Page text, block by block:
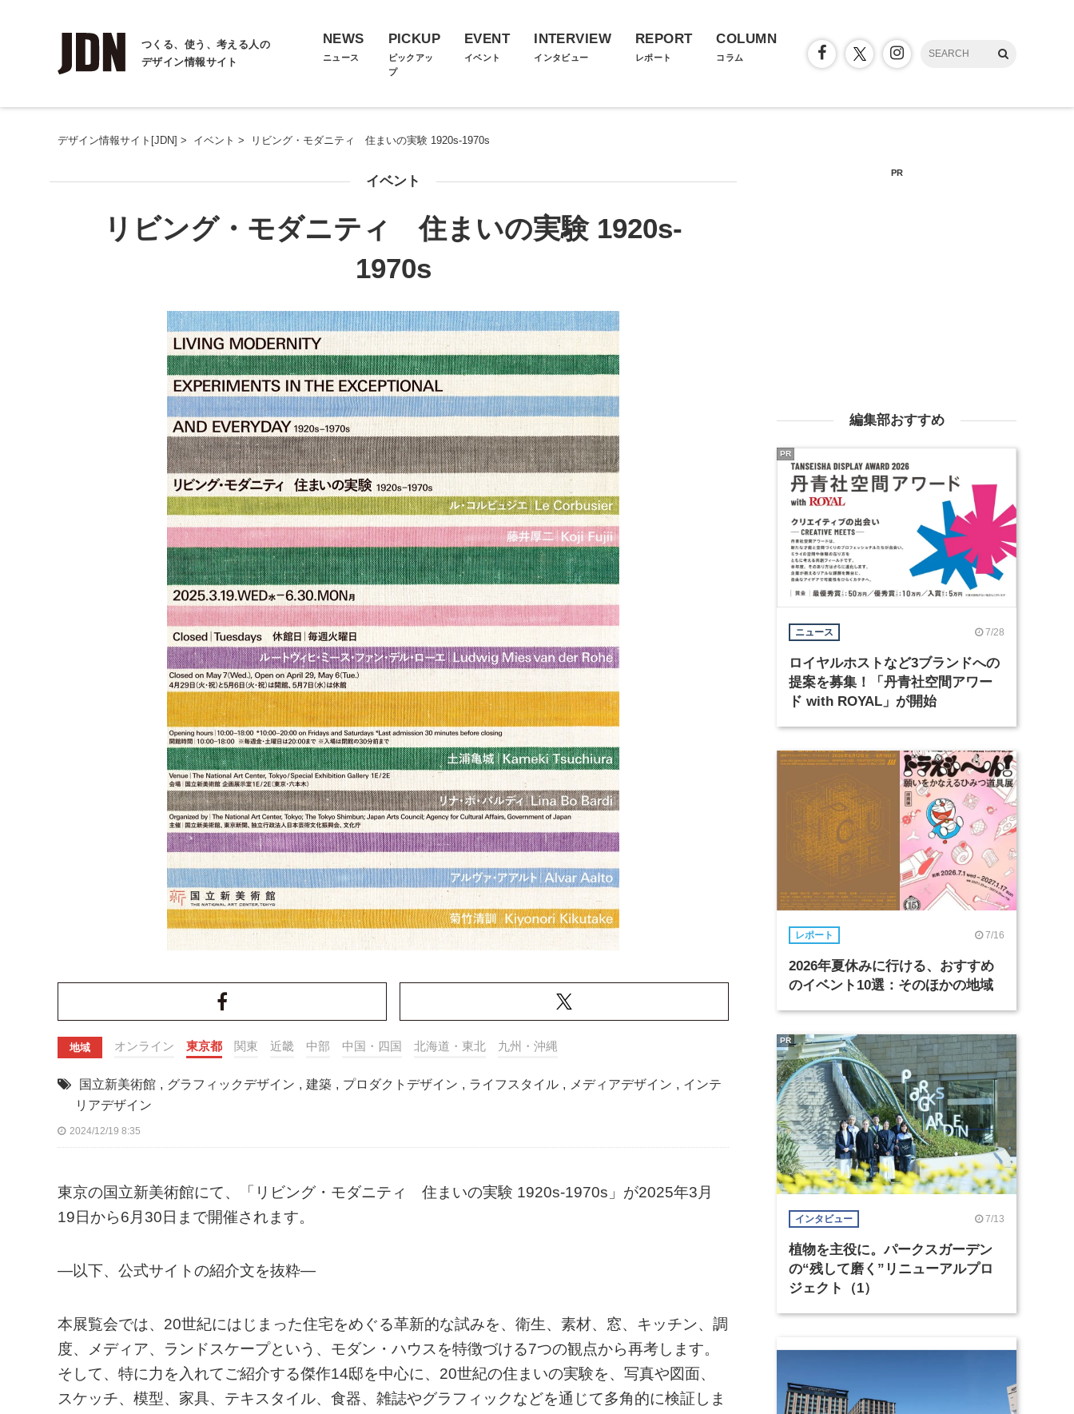
つくる、使う、考える人の
デザイン情報サイト
NEWS
ニュース
PICKUP
ピックアッ
プ
EVENT
イベント
INTERVIEW
インタビュー
REPORT
レポート
COLUMN
コラム
デザイン情報サイト[JDN] > イベント > リビング・モダニティ 住まいの実験 1920s-1970s
イベント
リビング・モダニティ 住まいの実験 1920s-
1970s
地域 オンライン 東京都 関東 近畿 中部 中国・四国 北海道・東北 九州・沖縄
国立新美術館 , グラフィックデザイン , 建築 , プロダクトデザイン , ライフスタイル , メディアデザイン , インテ
リアデザイン
2024/12/19 8:35
東京の国立新美術館にて、「リビング・モダニティ 住まいの実験 1920s-1970s」が2025年3月
19日から6月30日まで開催されます。
—以下、公式サイトの紹介文を抜粋—
本展覧会では、20世紀にはじまった住宅をめぐる革新的な試みを、衛生、素材、窓、キッチン、調
度、メディア、ランドスケープという、モダン・ハウスを特徴づける7つの観点から再考します。
そして、特に力を入れてご紹介する傑作14邸を中心に、20世紀の住まいの実験を、写真や図面、
スケッチ、模型、家具、テキスタイル、食器、雑誌やグラフィックなどを通じて多角的に検証しま
PR
編集部おすすめ
ニュース 7/28
ロイヤルホストなど3ブランドへの
提案を募集！「丹青社空間アワー
ド with ROYAL」が開始
PR
レポート 7/16
2026年夏休みに行ける、おすすめ
のイベント10選：そのほかの地域
インタビュー 7/13
植物を主役に。パークスガーデン
の“残して磨く”リニューアルプロ
ジェクト（1）
PR